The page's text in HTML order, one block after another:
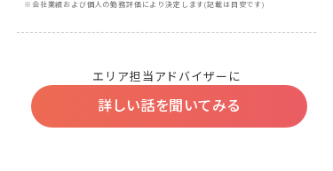
※会社業績および個人の勤務評価により決定します(記載は目安です)
エリア担当アドバイザーに
詳しい話を聞いてみる